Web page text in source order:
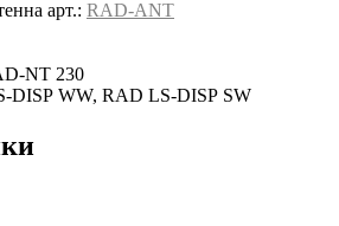
арт.: RAD-ANT
NT 230
DISP WW, RAD LS-DISP SW